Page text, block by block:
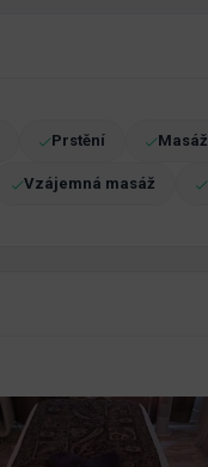
Prstění Masáž
Vzájemná masáž